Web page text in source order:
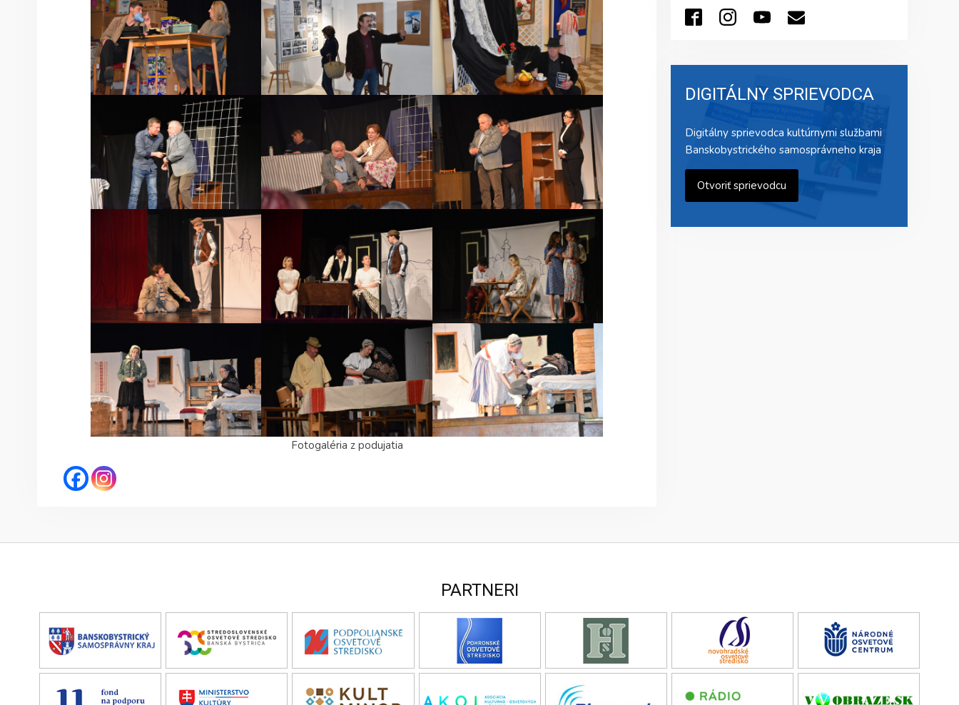
Fotogaléria z podujatia
DIGITÁLNY SPRIEVODCA
Digitálny sprievodca kultúrnymi službami
Banskobystrického samosprávneho kraja
Otvoriť sprievodcu
PARTNERI